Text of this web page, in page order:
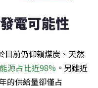
電可能性
目前仍仰賴煤炭、天然
源占比近98% 。另雖近
的供給量卻僅占